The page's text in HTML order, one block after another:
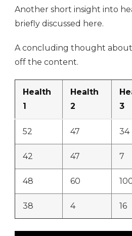
Another short insight into
briefly discussed here.
A concluding thought
off the content.
Health
1
Health
2
3
52 47 34
42 47 7
48 60
38 4 16